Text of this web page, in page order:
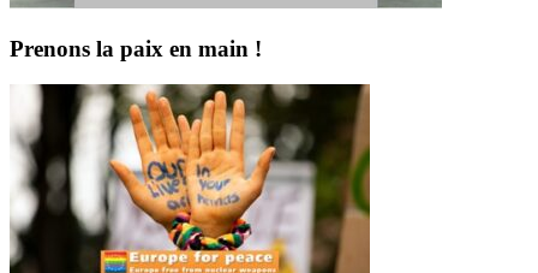
Prenons la paix en main !